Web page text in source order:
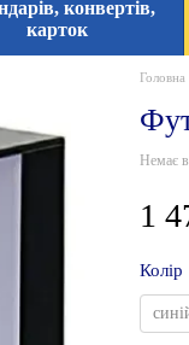
конвертів,
карток
Головна
Немає
1
Колір